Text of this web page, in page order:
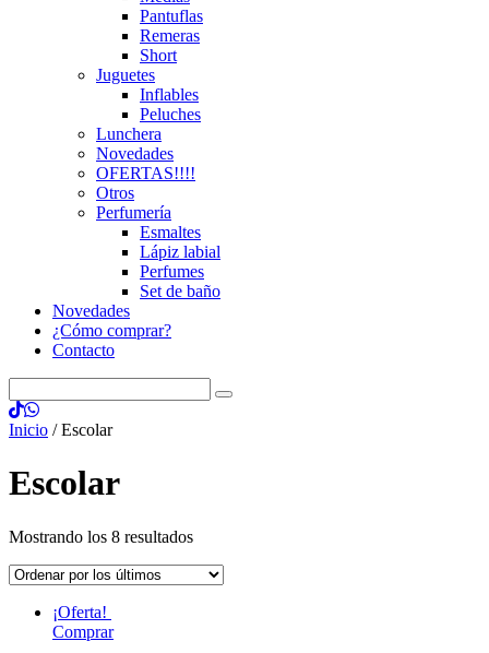
Pantuflas
Remeras
Short
Juguetes
Inflables
Peluches
Lunchera
Novedades
OFERTAS!!!!
Otros
Perfumería
Esmaltes
Lápiz labial
Perfumes
Set de baño
Novedades
¿Cómo comprar?
Contacto
Inicio / Escolar
Escolar
Mostrando los 8 resultados
¡Oferta!
Comprar